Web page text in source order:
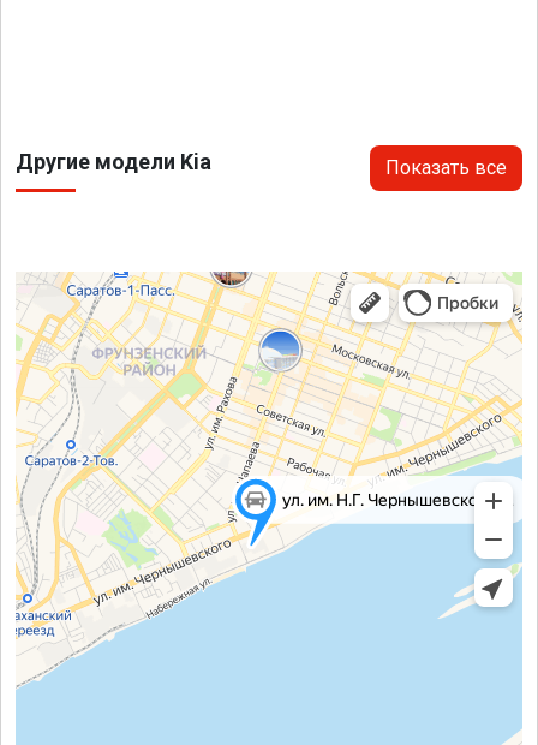
Другие модели Kia Показать все